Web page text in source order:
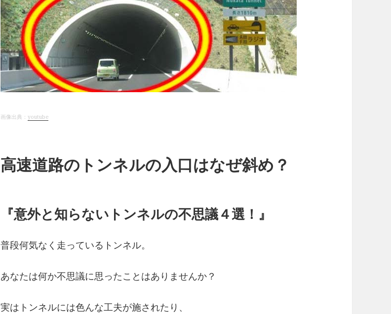
画像出典：youtube
高速道路のトンネルの入口はなぜ斜め？
『意外と知らないトンネルの不思議４選！』
普段何気なく走っているトンネル。
あなたは何か不思議に思ったことはありませんか？
実はトンネルには色んな工夫が施されたり、